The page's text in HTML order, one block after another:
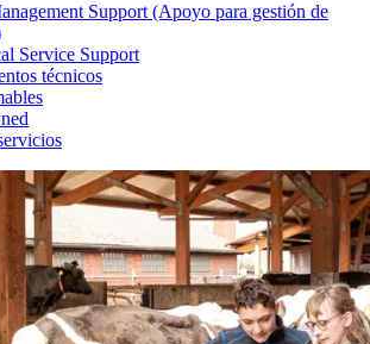
Support (Apoyo para gestión de
Service Support
técnicos